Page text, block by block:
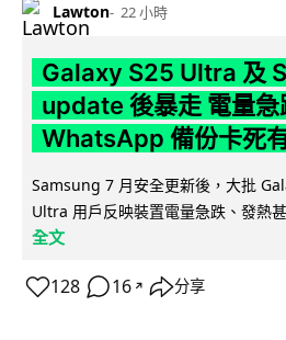
Lawton 22 小時
Galaxy S25 Ultra 及
update 後暴走 電量急
WhatsApp 備份卡死
Samsung 7 月安全更新後，大批
Ultra 用戶反映裝置電量急跌、發熱
全文
128 16 ↗ 分享